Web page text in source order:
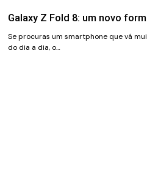
Galaxy Z Fold 8: um novo
Se procuras um smartphone que vá
do dia a dia, o…